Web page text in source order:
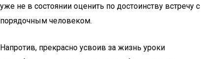
уже не в состоянии оценить по достоинству встречу с
порядочным человеком.
Напротив, прекрасно усвоив за жизнь уроки